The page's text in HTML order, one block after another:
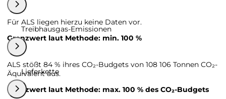
Für ALS liegen hierzu keine Daten vor.
Grenzwert laut Methode: min. 100 %
Treibhausgas-Emissionen
ALS stößt 84 % ihres CO₂-Budgets von 108 106 Tonnen CO₂-
Äquivalent aus.
Grenzwert laut Methode: max. 100 % des CO₂-Budgets
Lieferkette